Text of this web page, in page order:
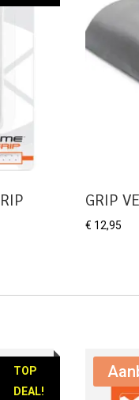
GRIP
€ 12,95
TOP
DEAL!